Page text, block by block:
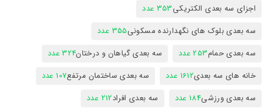
اجزای سه بعدی الکتریکی353 عدد
سه بعدی بلوک های نگهدارنده مسکونی355 عدد
سه بعدی حمام253 عدد سه بعدی گیاهان و درختان324 عدد
خانه های سه بعدی1612 عدد سه بعدی ساختمان مرتفع107 عدد
سه بعدی ورزشی184 عدد سه بعدی افراد212 عدد